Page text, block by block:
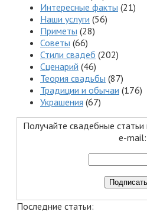
Интересные факты (21)
Наши услуги (56)
Приметы (28)
Советы (66)
Стили свадеб (202)
Сценарий (46)
Теория свадьбы (87)
Традиции и обычаи (176)
Украшения (67)
Получайте свадебные
e-mail:
Последние статьи: